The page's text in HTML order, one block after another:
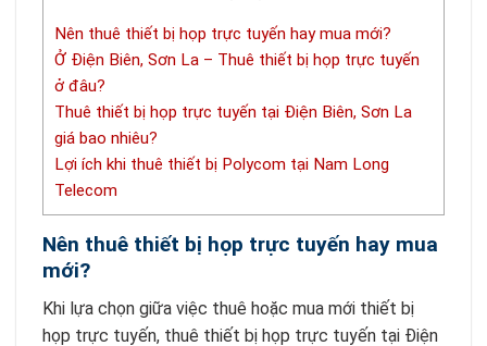
Nên thuê thiết bị họp trực tuyến hay mua mới?
Ở Điện Biên, Sơn La – Thuê thiết bị họp trực tuyến
ở đâu?
Thuê thiết bị họp trực tuyến tại Điện Biên, Sơn La
giá bao nhiêu?
Lợi ích khi thuê thiết bị Polycom tại Nam Long
Telecom
Nên thuê thiết bị họp trực tuyến hay mua
mới?
Khi lựa chọn giữa việc thuê hoặc mua mới thiết bị
họp trực tuyến, thuê thiết bị họp trực tuyến tại Điện